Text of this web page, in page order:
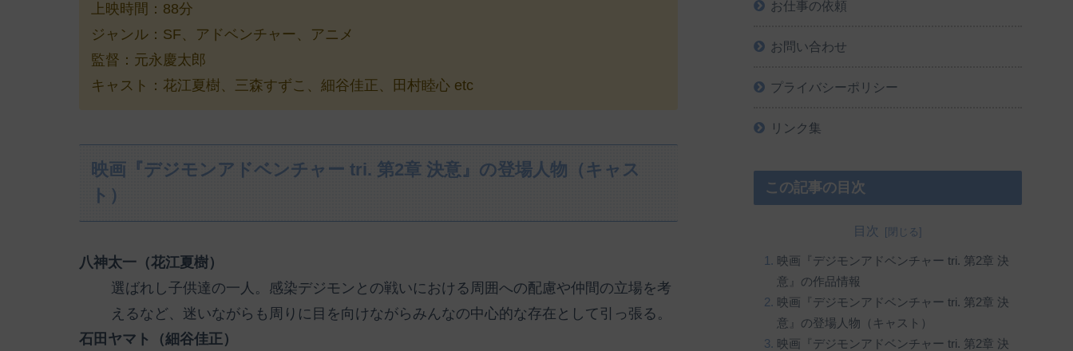
上映時間：88分
ジャンル：SF、アドベンチャー、アニメ
監督：元永慶太郎
キャスト：花江夏樹、三森すずこ、細谷佳正、田村睦心 etc
映画『デジモンアドベンチャー tri. 第2章 決意』の登場人物（キャス
ト）
八神太一（花江夏樹）
選ばれし子供達の一人。感染デジモンとの戦いにおける周囲への配慮や仲間の立場を考
えるなど、迷いながらも周りに目を向けながらみんなの中心的な存在として引っ張る。
石田ヤマト（細谷佳正）
お仕事の依頼
お問い合わせ
プライバシーポリシー
リンク集
この記事の目次
目次
映画『デジモンアドベンチャー tri. 第2章 決
意』の作品情報
映画『デジモンアドベンチャー tri. 第2章 決
意』の登場人物（キャスト）
映画『デジモンアドベンチャー tri. 第2章 決